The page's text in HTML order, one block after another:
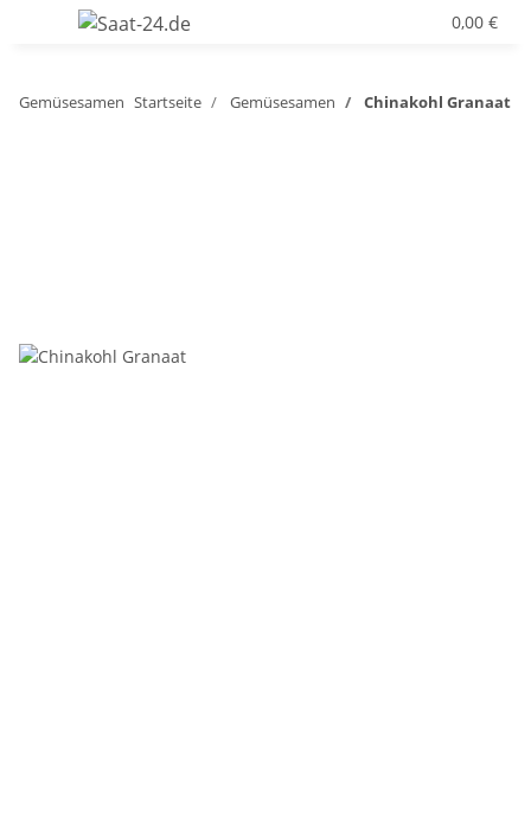
0,00 €
Gemüsesamen Startseite Gemüsesamen Chinakohl Granaat